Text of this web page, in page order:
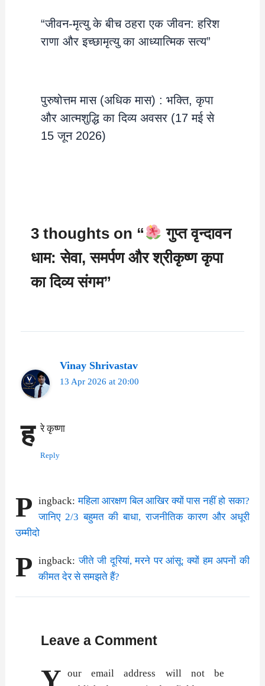
“जीवन-मृत्यु के बीच ठहरा एक जीवन: हरिश
राणा और इच्छामृत्यु का आध्यात्मिक सत्य”
पुरुषोत्तम मास (अधिक मास) : भक्ति, कृपा
और आत्मशुद्धि का दिव्य अवसर (17 मई से
15 जून 2026)
3 thoughts on “
गुप्त वृन्दावन
धाम: सेवा, समर्पण और श्रीकृष्ण कृपा
का दिव्य संगम”
Vinay Shrivastav
13 Apr 2026 at 20:00
ह रे कृष्णा
Reply
P ingback:महिला आरक्षण बिल आखिर क्यों पास नहीं हो सका?
जानिए 2/3 बहुमत की बाधा, राजनीतिक कारण और अधूरी
उम्मीदो
P ingback:जीते जी दूरियां, मरने पर आंसू: क्यों हम अपनों की
कीमत देर से समझते हैं?
Leave a Comment
Y our email address will not be